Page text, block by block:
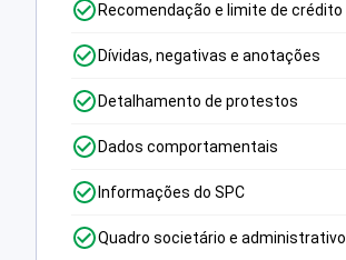
Recomendação e limite de crédito
Dívidas, negativas e anotações
Detalhamento de protestos
Dados comportamentais
Informações do SPC
Quadro societário e administrativo